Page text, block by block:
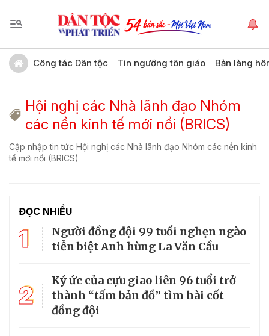
Công tác Dân tộc Tín ngưỡng tôn giáo Bản làng
Hội nghị các Nhà lãnh đạo Nhóm
các nền kinh tế mới nổi (BRICS)
Cập nhập tin tức Hội nghị các Nhà lãnh đạo Nhóm các nền kinh
tế mới nổi (BRICS)
ĐỌC NHIỀU
1
Người đồng đội 99 tuổi nghẹn ngào
tiễn biệt Anh hùng La Văn Cầu
2
Ký ức của cựu giao liên 96 tuổi trở
thành “tấm bản đồ” tìm hài cốt
đồng đội